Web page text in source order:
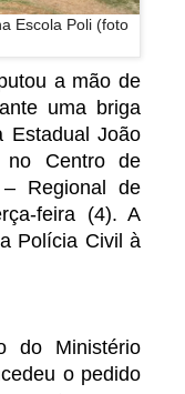
Escola Poli (foto
a mão de
uma briga
Estadual João
no Centro de
– Regional de
feira (4). A
Polícia Civil à
do Ministério
o pedido